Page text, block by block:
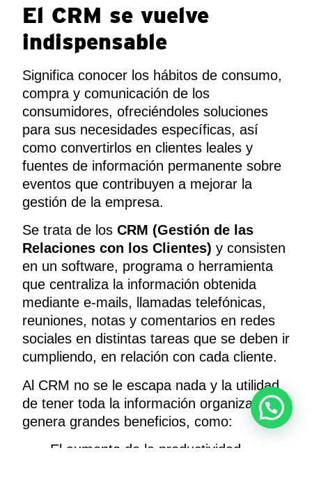
El CRM se vuelve
indispensable
Significa conocer los hábitos de consumo,
compra y comunicación de los
consumidores, ofreciéndoles soluciones
para sus necesidades específicas, así
como convertirlos en clientes leales y
fuentes de información permanente sobre
eventos que contribuyen a mejorar la
gestión de la empresa.
Se trata de los CRM (Gestión de las
Relaciones con los Clientes) y consisten
en un software, programa o herramienta
que centraliza la información obtenida
mediante e-mails, llamadas telefónicas,
reuniones, notas y comentarios en redes
sociales en distintas tareas que se deben ir
cumpliendo, en relación con cada cliente.
Al CRM no se le escapa nada y la utilidad
de tener toda la información organizada
genera grandes beneficios, como:
El aumento de la productividad,